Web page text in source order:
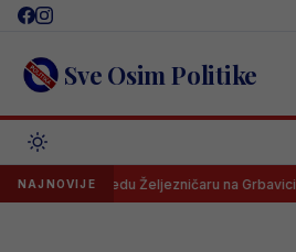
Skip
content Sve Osim Politike
NAJNOVIJE
pobjedu Željezničaru na Grbavici!